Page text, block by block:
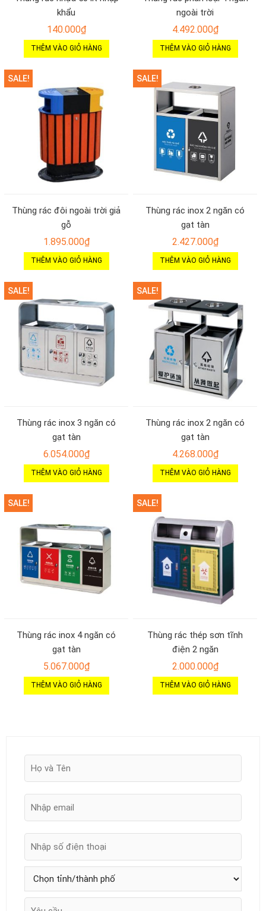
khẩu
140.000₫
THÊM VÀO GIỎ HÀNG
ngoài trời
4.492.000₫
THÊM VÀO GIỎ HÀNG
SALE!
Thùng rác đôi ngoài trời giả
gỗ
1.895.000₫
THÊM VÀO GIỎ HÀNG
SALE!
Thùng rác inox 2 ngăn có
gạt tàn
2.427.000₫
THÊM VÀO GIỎ HÀNG
SALE!
Thùng rác inox 3 ngăn có
gạt tàn
6.054.000₫
THÊM VÀO GIỎ HÀNG
SALE!
Thùng rác inox 2 ngăn có
gạt tàn
4.268.000₫
THÊM VÀO GIỎ HÀNG
SALE!
Thùng rác inox 4 ngăn có
gạt tàn
5.067.000₫
THÊM VÀO GIỎ HÀNG
SALE!
Thùng rác thép sơn tĩnh
điện 2 ngăn
2.000.000₫
THÊM VÀO GIỎ HÀNG